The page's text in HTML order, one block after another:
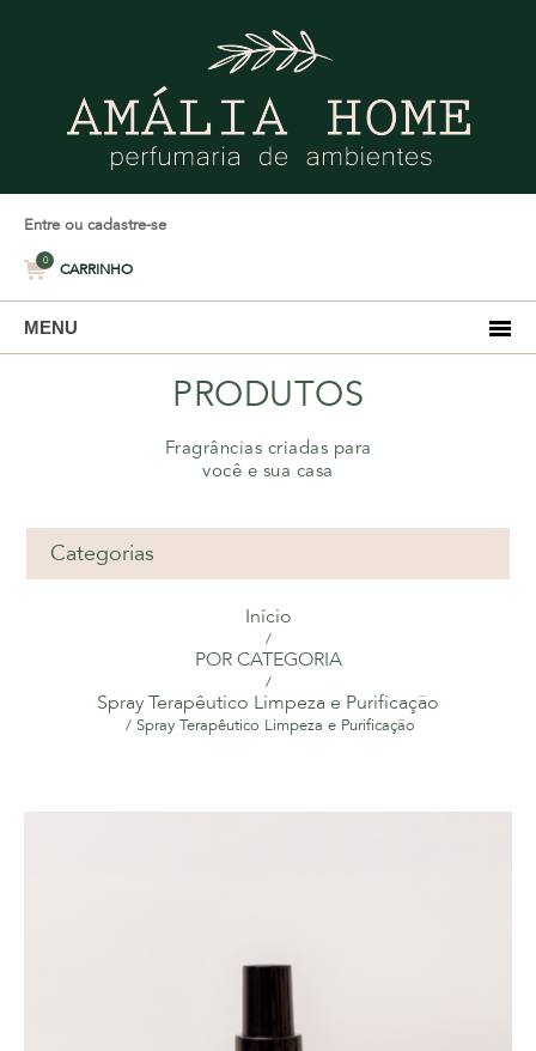
Entre ou cadastre-se
CARRINHO
0
MENU
PRODUTOS
Fragrâncias criadas para
você e sua casa
Categorias
Início
/
POR CATEGORIA
/
Spray Terapêutico Limpeza e Purificação
/ Spray Terapêutico Limpeza e Purificação